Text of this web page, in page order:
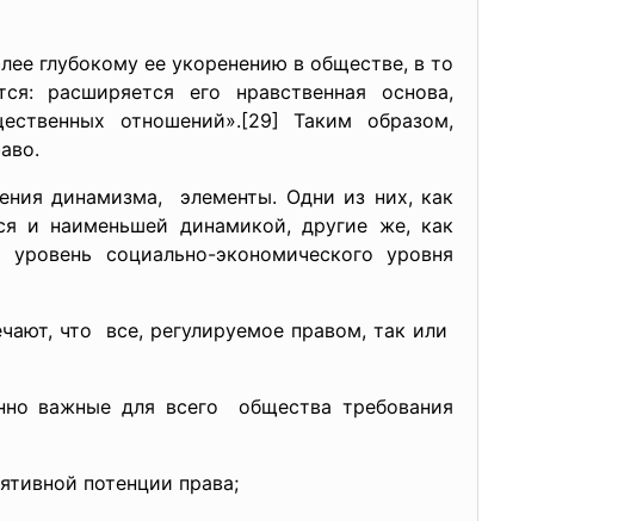
глубокому ее укоренению в обществе, в то
расширяется его нравственная основа,
отношений».[29] Таким образом,
динамизма, элементы. Одни из них, как
и наименьшей динамикой, другие же, как
социально-экономического уровня
что все, регулируемое правом, так или
важные для всего общества требования
потенции права;